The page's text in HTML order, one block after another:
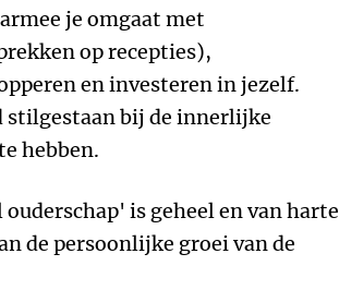
je omgaat met
op recepties),
en investeren in jezelf.
bij de innerlijke
hebben.
is geheel en van harte
de persoonlijke groei van de